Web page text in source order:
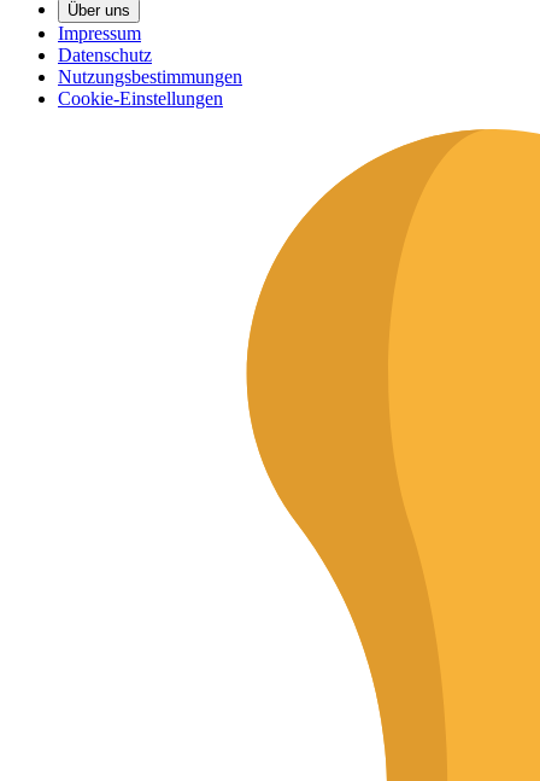
Über uns
Impressum
Datenschutz
Nutzungsbestimmungen
Cookie-Einstellungen